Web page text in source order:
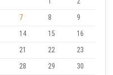
7 8
9
14 15
16
21 22
23
28 29
30